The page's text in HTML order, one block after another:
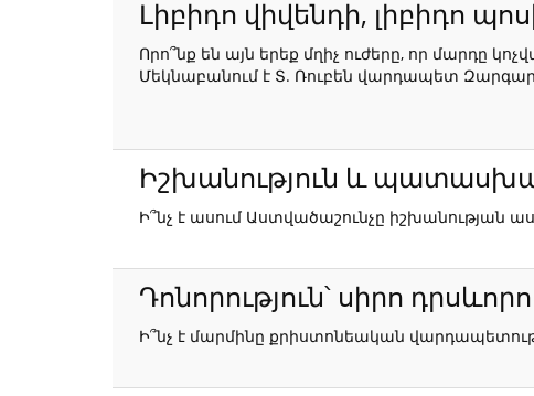
Լիբիդո վիվենդի, լիբիդո
Որո՞նք են այն երեք մղիչ ուժերը, որ մարդը
Մեկնաբանում է Տ. Ռուբեն վարդապետ
Իշխանություն և
Ի՞նչ է ասում Աստվածաշունչը
Դոնորություն՝ սիրո
Ի՞նչ է մարմինը քրիստոնեական